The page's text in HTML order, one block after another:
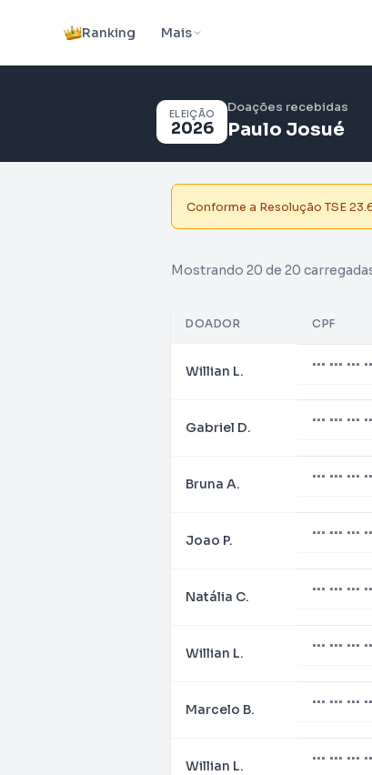
Ranking Mais
ELEIÇÃO
2026
Doações recebidas
Paulo Josué
Conforme a Resolução TSE
Mostrando 20 de 20
DOADOR CPF
Willian L. ••• ••• ••• ••
Gabriel D. ••• ••• ••• ••
Bruna A. ••• ••• ••• ••
Joao P. ••• ••• ••• ••
Natália C. ••• ••• ••• ••
Willian L. ••• ••• ••• ••
Marcelo B. ••• ••• ••• ••
Willian L. ••• ••• ••• ••